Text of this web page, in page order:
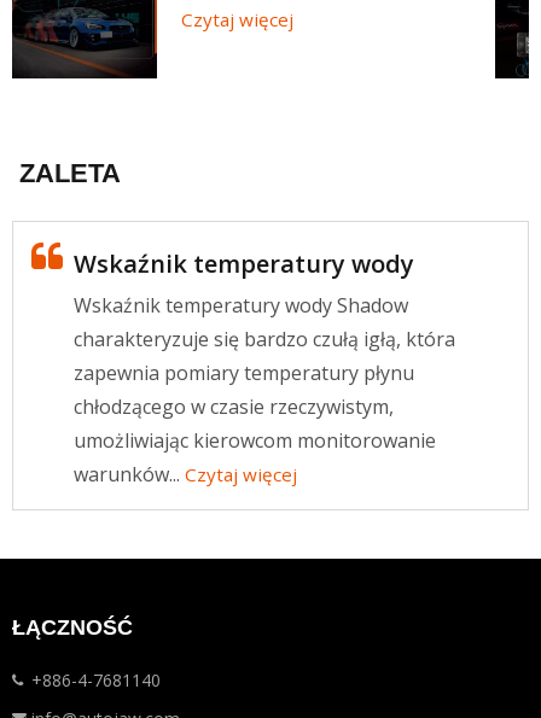
Czytaj więcej
ZALETA
Wskaźnik temperatury wody
Wskaźnik temperatury wody Shadow
charakteryzuje się bardzo czułą igłą, która
zapewnia pomiary temperatury płynu
chłodzącego w czasie rzeczywistym,
umożliwiając kierowcom monitorowanie
warunków... Czytaj więcej
ŁĄCZNOŚĆ
+886-4-7681140